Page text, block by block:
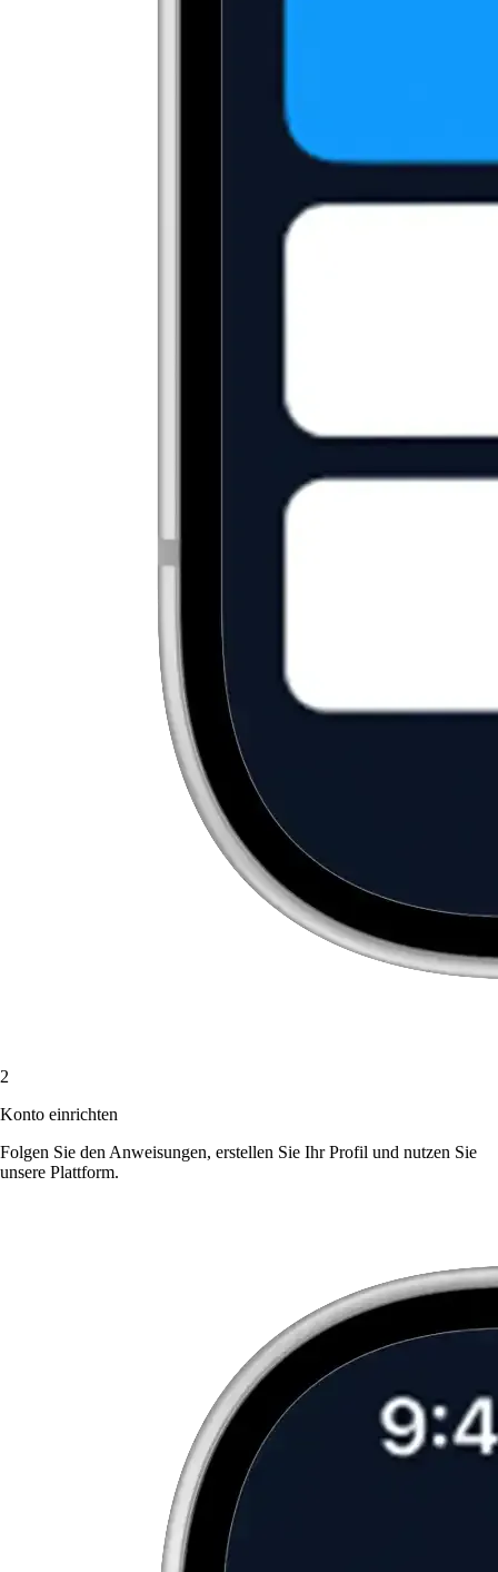
2
Konto einrichten
Folgen Sie den Anweisungen, erstellen Sie Ihr Profil und nutzen Sie
unsere Plattform.